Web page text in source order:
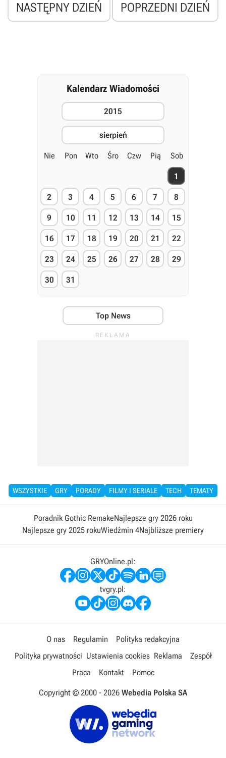
NASTĘPNY DZIEŃ POPRZEDNI DZIEŃ
Kalendarz Wiadomości
2015
sierpień
Nie Pon Wto Śro Czw Pią Sob
1
2 3 4 5 6 7 8
9 10 11 12 13 14 15
16 17 18 19 20 21 22
23 24 25 26 27 28 29
30 31
Top News
WSZYSTKIE GRY PORADY FILMY I SERIALE TECH TEMATY
Poradnik Gothic RemakeNajlepsze gry 2026 roku
Najlepsze gry 2025 rokuWiedźmin 4Najbliższe premiery
GRYOnline.pl:
tvgry.pl:
O nas Regulamin
Polityka redakcyjna
Polityka prywatności Ustawienia cookies Reklama
Zespół
Praca
Kontakt Pomoc
Copyright © 2000 - 2026 Webedia Polska SA